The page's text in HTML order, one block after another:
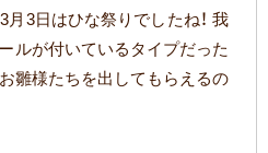
月3日はひな祭りでしたね！ 我
ルが付いているタイプだった
雛様たちを出してもらえるの